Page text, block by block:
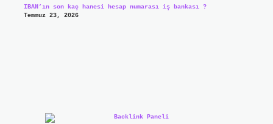
IBAN’ın son kaç hanesi hesap numarası iş bankası ?
Temmuz 23, 2026